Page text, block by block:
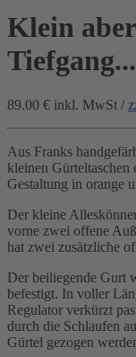
Klein
Tiefgang...
89.00 € inkl. MwSt /
Aus Franks
kleinen Gürteltaschen
Gestaltung in orange
Der kleine
vorne zwei offene
hat zwei zusätzliche
Der beiliegende Gurt
befestigt. In voller
Regulator verkürzt
durch die Schlaufen
Gürtel gezogen